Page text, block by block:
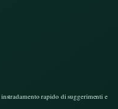
rapido di suggerimenti e